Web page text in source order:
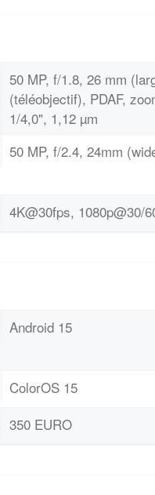
50 MP, f/1.8, 26 mm
(téléobjectif), PDAF,
1/4,0", 1,12 µm
50 MP, f/2.4, 24mm
4K@30fps, 1080p@30/
Android 15
ColorOS 15
350 EURO